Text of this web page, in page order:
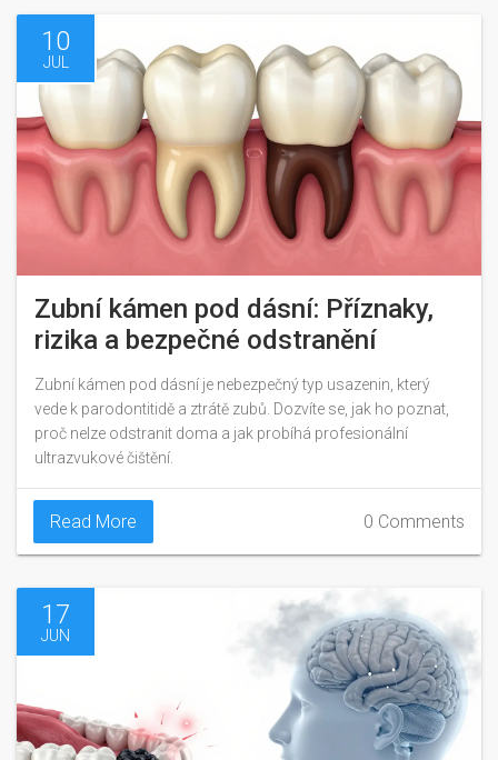
10
JUL
Zubní kámen pod dásní: Příznaky,
rizika a bezpečné odstranění
Zubní kámen pod dásní je nebezpečný typ usazenin, který
vede k parodontitidě a ztrátě zubů. Dozvíte se, jak ho poznat,
proč nelze odstranit doma a jak probíhá profesionální
ultrazvukové čištění.
Read More 0 Comments
17
JUN